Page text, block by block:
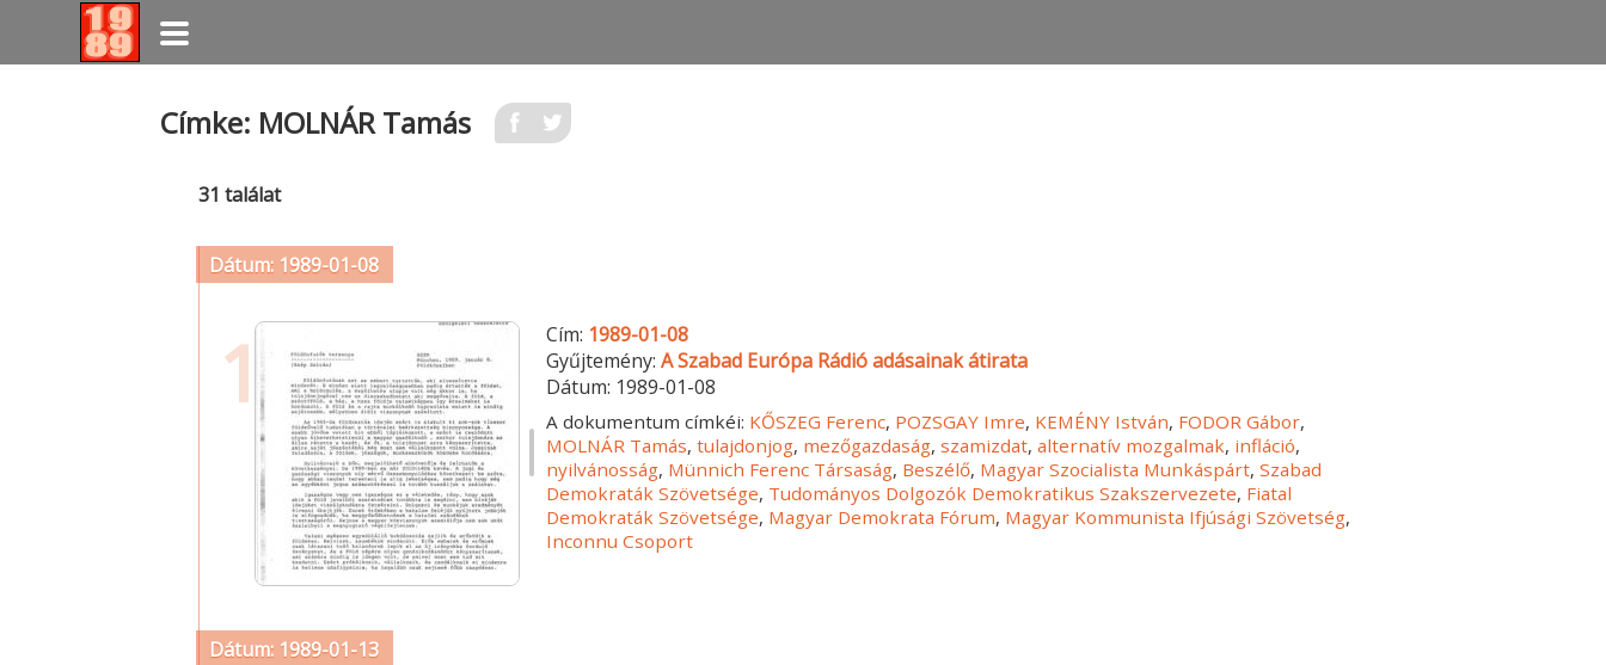
Címke: MOLNÁR Tamás
31 találat
Dátum: 1989-01-08
1 Cím: 1989-01-08
Gyűjtemény:A Szabad Európa Rádió adásainak átirata
Dátum: 1989-01-08
A dokumentum címkéi: KŐSZEG Ferenc, POZSGAY Imre, KEMÉNY István, FODOR Gábor,
MOLNÁR Tamás,tulajdonjog, mezőgazdaság,szamizdat,alternatív mozgalmak, infláció,
nyilvánosság, Münnich Ferenc Társaság, Beszélő, Magyar Szocialista Munkáspárt,Szabad
Demokraták Szövetsége, Tudományos Dolgozók Demokratikus Szakszervezete, Fiatal
Demokraták Szövetsége, Magyar Demokrata Fórum, Magyar Kommunista Ifjúsági Szövetség,
Inconnu Csoport
Dátum: 1989-01-13